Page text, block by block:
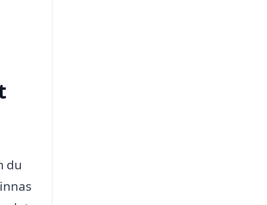
du